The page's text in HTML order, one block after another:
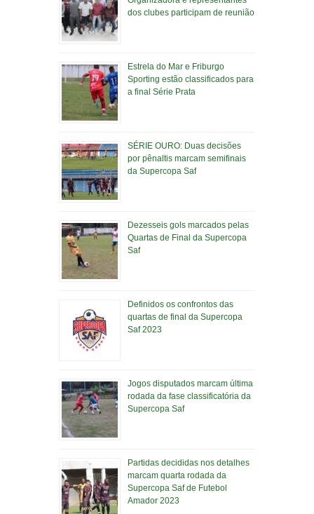
dos clubes participam de reunião
Estrela do Mar e Friburgo
Sporting estão classificados para
a final Série Prata
SÉRIE OURO: Duas decisões
por pênaltis marcam semifinais
da Supercopa Saf
Dezesseis gols marcados pelas
Quartas de Final da Supercopa
Saf
Definidos os confrontos das
quartas de final da Supercopa
Saf 2023
Jogos disputados marcam última
rodada da fase classificatória da
Supercopa Saf
Partidas decididas nos detalhes
marcam quarta rodada da
Supercopa Saf de Futebol
Amador 2023